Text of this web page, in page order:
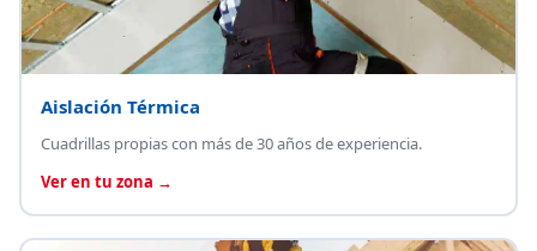
Aislación Térmica
Cuadrillas propias con más de 30 años de experiencia.
Ver en tu zona →